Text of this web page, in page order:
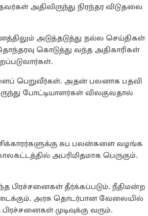
அதிலிருந்து நிரந்தர விடுதலை
அடுத்தடுத்து நல்ல செய்திகள்
கொடுத்து வந்த அதிகாரிகள்
பெறுவீர்கள். அதன் பலனாக பதவி
போட்டியாளர்கள் விலகுவதால்
சுப பலன்களை வழங்க
அபரிமிதமாக பெருகும்.
பிரச்சனைகள் தீர்க்கப்படும். நீதிமன்ற
அரசு தொடர்பான வேலையில்
முடிவுக்கு வரும்.